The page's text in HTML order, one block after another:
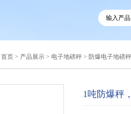
首页 > 产品展示 > 电子地磅秤 > 防爆电子地磅秤
1吨防爆秤